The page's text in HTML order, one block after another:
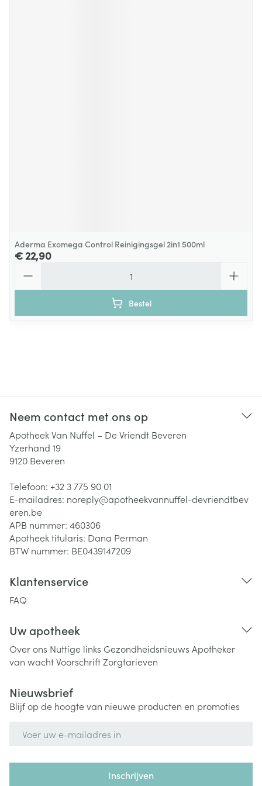
Aderma Exomega Control Reinigingsgel 2in1 500ml
€ 22,90
Bestel
Neem contact met ons op
Apotheek Van Nuffel – De Vriendt Beveren
Yzerhand 19
9120 Beveren
Telefoon: +32 3 775 90 01
E-mailadres: noreply@apotheekvannuffel-devriendtbev
eren.be
APB nummer: 460306
Apotheek titularis: Dana Perman
BTW nummer: BE0439147209
Klantenservice
FAQ
Uw apotheek
Over ons Nuttige links Gezondheidsnieuws Apotheker
van wachtVoorschriftZorgtarieven
Nieuwsbrief
Blijf op de hoogte van nieuwe producten en promoties
Inschrijven